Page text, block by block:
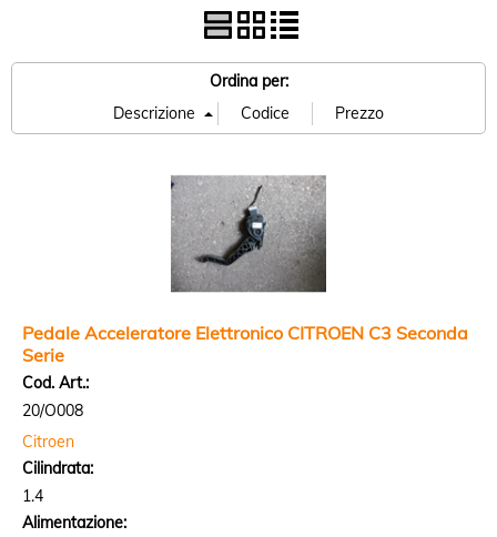
Ordina per:
Pedale Acceleratore Elettronico CITROEN C3 Seconda
Serie
Cod. Art.:
20/O008
Citroen
Cilindrata:
1.4
Alimentazione: